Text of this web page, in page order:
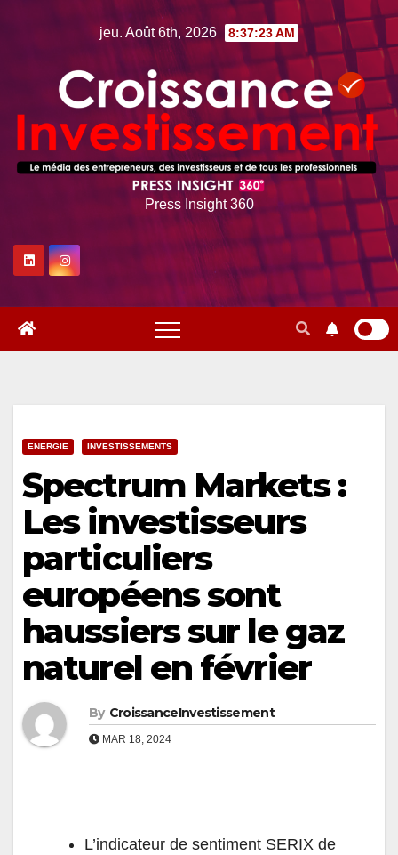
jeu. Août 6th, 2026 8:37:24 AM
Press Insight 360
ENERGIE INVESTISSEMENTS
Spectrum Markets :
Les investisseurs
particuliers
européens sont
haussiers sur le gaz
naturel en février
By CroissanceInvestissement
MAR 18, 2024
L’indicateur de sentiment SERIX de